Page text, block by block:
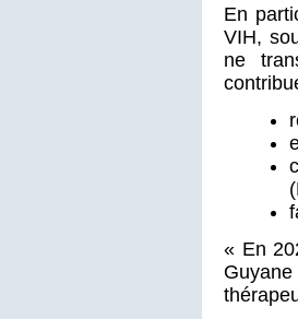
En
VIH,
ne
« En
Guyane